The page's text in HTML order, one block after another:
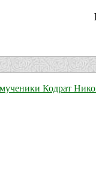
Кодрат